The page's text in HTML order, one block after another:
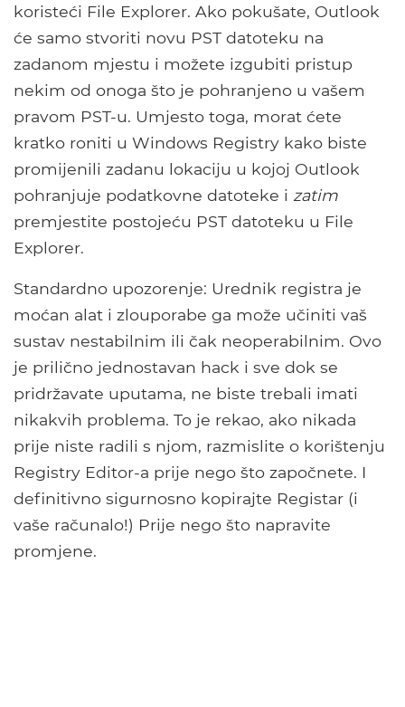
koristeći File Explorer. Ako pokušate, Outlook
će samo stvoriti novu PST datoteku na
zadanom mjestu i možete izgubiti pristup
nekim od onoga što je pohranjeno u vašem
pravom PST-u. Umjesto toga, morat ćete
kratko roniti u Windows Registry kako biste
promijenili zadanu lokaciju u kojoj Outlook
pohranjuje podatkovne datoteke i zatim
premjestite postojeću PST datoteku u File
Explorer.
Standardno upozorenje: Urednik registra je
moćan alat i zlouporabe ga može učiniti vaš
sustav nestabilnim ili čak neoperabilnim. Ovo
je prilično jednostavan hack i sve dok se
pridržavate uputama, ne biste trebali imati
nikakvih problema. To je rekao, ako nikada
prije niste radili s njom, razmislite o korištenju
Registry Editor-a prije nego što započnete. I
definitivno sigurnosno kopirajte Registar (i
vaše računalo!) Prije nego što napravite
promjene.